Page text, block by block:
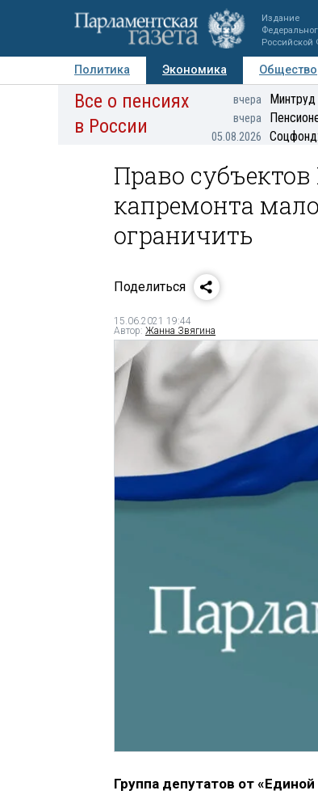
Издание
Российской
Политика Экономика Общество
Авторы Персоны Мнения
Все о пенсиях
в России
вчера Минтруд
вчера
05.08.2026
Право
капремонта
ограничить
Поделиться
15.06.2021 19:44
Автор: Жанна Звягина
Группа депутатов от